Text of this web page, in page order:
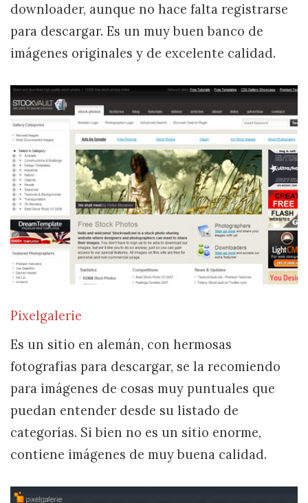
downloader, aunque no hace falta registrarse
para descargar. Es un muy buen banco de
imágenes originales y de excelente calidad.
Pixelgalerie
Es un sitio en alemán, con hermosas
fotografías para descargar, se la recomiendo
para imágenes de cosas muy puntuales que
puedan entender desde su listado de
categorías. Si bien no es un sitio enorme,
contiene imágenes de muy buena calidad.